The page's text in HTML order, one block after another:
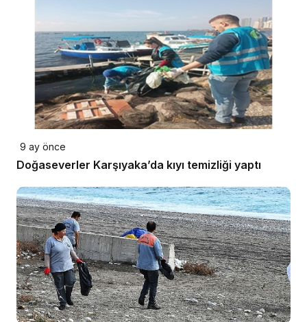
9 ay önce
Doğaseverler Karşıyaka’da kıyı temizliği yaptı